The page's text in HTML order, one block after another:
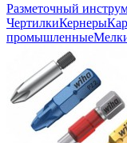
Разметочный
ЧертилкиКернеры
промышленные